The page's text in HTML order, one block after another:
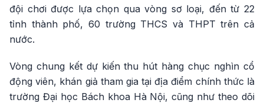
đội chơi được lựa chọn qua vòng sơ loại, đến từ 22
tỉnh thành phố, 60 trường THCS và THPT trên cả
nước.
Vòng chung kết dự kiến thu hút hàng chục nghìn cổ
động viên, khán giả tham gia tại địa điểm chính thức là
trường Đại học Bách khoa Hà Nội, cũng như theo dõi